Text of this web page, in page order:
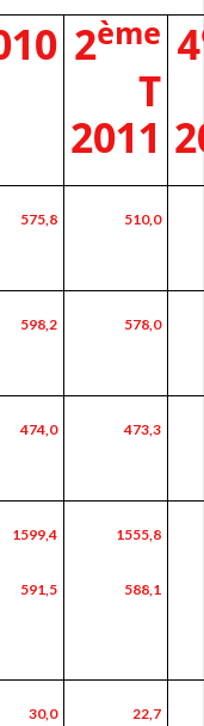
2ème
T
2011
4
575,8 510,0
598,2 578,0
474,0 473,3
1599,4
591,5
1555,8
588,1
30,0 22,7